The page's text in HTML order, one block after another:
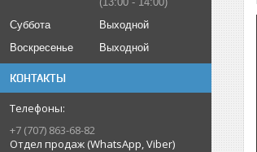
Суббота
Выходной
Воскресенье
Выходной
КОНТАКТЫ
+7 (707) 863-68-82
Отдел продаж (WhatsApp, Viber)